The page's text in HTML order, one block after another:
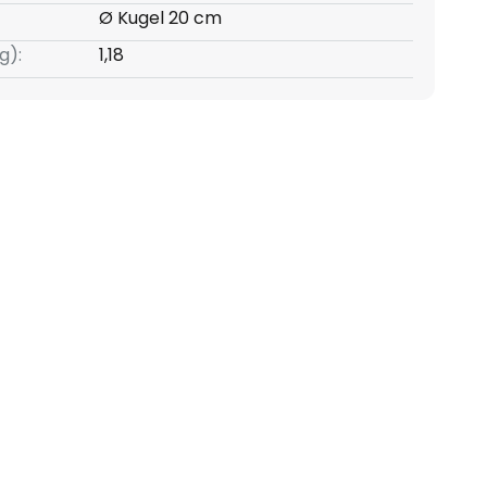
Ø Kugel 20 cm
1,18